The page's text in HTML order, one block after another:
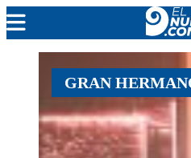
MENDOZA
CADA DÍA
ARGENTINA
NOTICIERO 9
GRAN